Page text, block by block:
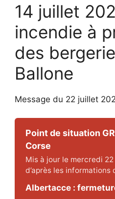
14 juillet
incendie à
des
Ballone
Message du 22 juillet
Point de situation
Corse
Mis à jour le mercredi
d’après les informations
Albertacce :